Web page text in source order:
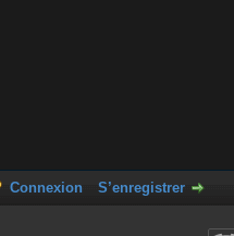
Connexion S’enregistrer